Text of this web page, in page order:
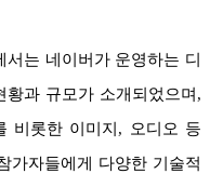
는 네이버가 운영하는 디
황과 규모가 소개되었으며,
비롯한 이미지, 오디오 등
가자들에게 다양한 기술적